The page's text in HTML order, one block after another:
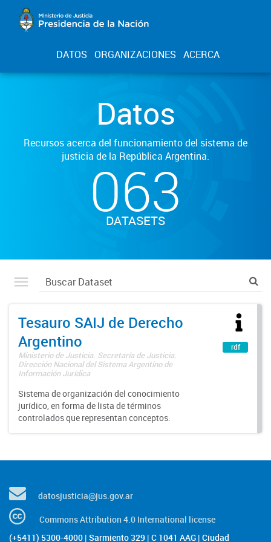
DATOS ORGANIZACIONES ACERCA
Datos
Recursos acerca del funcionamiento del sistema de
justicia de la República Argentina.
063
DATASETS
Tesauro SAIJ de Derecho
Argentino
Ministerio de Justicia. Secretaría de Justicia.
Dirección Nacional del Sistema Argentino de
Información Jurídica
Sistema de organización del conocimiento
jurídico, en forma de lista de términos
controlados que representan conceptos.
rdf
datosjusticia@jus.gov.ar
Commons Attribution 4.0 International license
(+5411) 5300-4000 | Sarmiento 329 | C 1041 AAG | Ciudad